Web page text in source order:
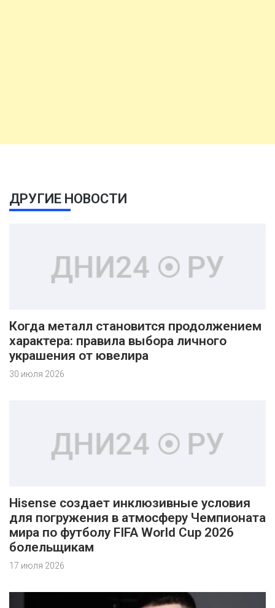
ДРУГИЕ НОВОСТИ
Когда металл становится продолжением
характера: правила выбора личного
украшения от ювелира
30 июля 2026
Hisense создает инклюзивные условия
для погружения в атмосферу Чемпионата
мира по футболу FIFA World Cup 2026
болельщикам
17 июля 2026